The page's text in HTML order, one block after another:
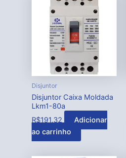
Disjuntor
Disjuntor Caixa Moldada
Lkm1-80a
R$191,32
Adicionar
ao carrinho